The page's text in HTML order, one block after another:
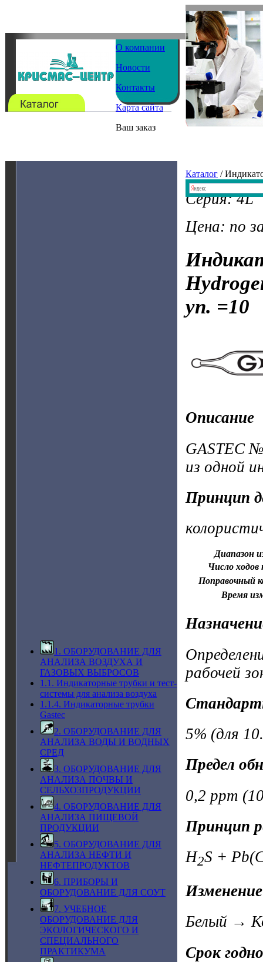
О компании
Новости
Контакты
Карта сайта
Ваш заказ
1. ОБОРУДОВАНИЕ ДЛЯ
АНАЛИЗА ВОЗДУХА И
ГАЗОВЫХ ВЫБРОСОВ
1.1. Индикаторные трубки и тест-
системы для анализа воздуха
1.1.4. Индикаторные трубки
Gastec
2. ОБОРУДОВАНИЕ ДЛЯ
АНАЛИЗА ВОДЫ И ВОДНЫХ
СРЕД
3. ОБОРУДОВАНИЕ ДЛЯ
АНАЛИЗА ПОЧВЫ И
СЕЛЬХОЗПРОДУКЦИИ
4. ОБОРУДОВАНИЕ ДЛЯ
АНАЛИЗА ПИЩЕВОЙ
ПРОДУКЦИИ
5. ОБОРУДОВАНИЕ ДЛЯ
АНАЛИЗА НЕФТИ И
НЕФТЕПРОДУКТОВ
6. ПРИБОРЫ И
ОБОРУДОВАНИЕ ДЛЯ СОУТ
7. УЧЕБНОЕ
ОБОРУДОВАНИЕ ДЛЯ
ЭКОЛОГИЧЕСКОГО И
СПЕЦИАЛЬНОГО
ПРАКТИКУМА
Каталог /
Серия: 4L
Цена: по
уп. =10
Описание
GASTEC
из одной
Принцип
Диапазон
Число
Поправочный
Время
рабочей
5% (для
Предел
0,2 ppm
Принцип
H2S +
Белый →
Срок